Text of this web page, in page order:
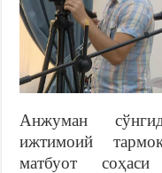
Анжуман
ижтимоий
матбуот соҳаси